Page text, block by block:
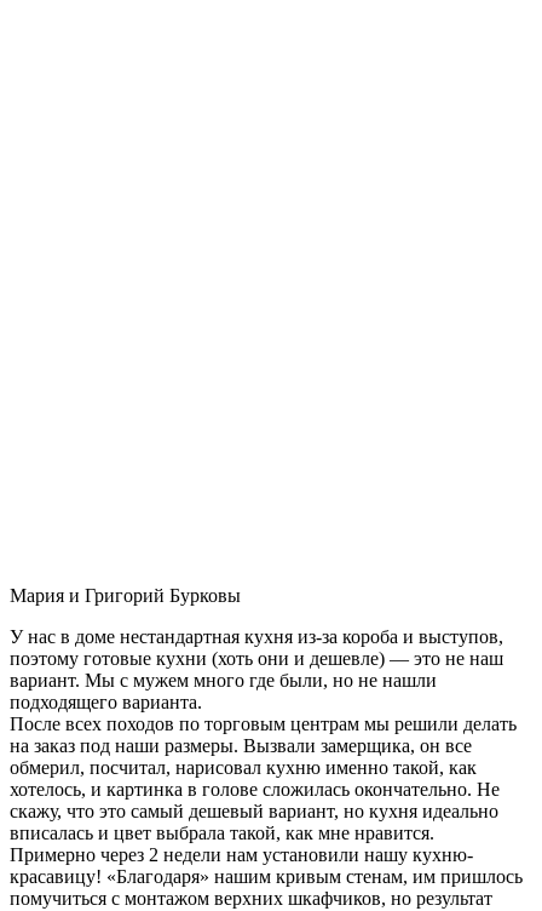
Мария и Григорий Бурковы
У нас в доме нестандартная кухня из-за короба и выступов,
поэтому готовые кухни (хоть они и дешевле) — это не наш
вариант. Мы с мужем много где были, но не нашли
подходящего варианта.
После всех походов по торговым центрам мы решили делать
на заказ под наши размеры. Вызвали замерщика, он все
обмерил, посчитал, нарисовал кухню именно такой, как
хотелось, и картинка в голове сложилась окончательно. Не
скажу, что это самый дешевый вариант, но кухня идеально
вписалась и цвет выбрала такой, как мне нравится.
Примерно через 2 недели нам установили нашу кухню-
красавицу! «Благодаря» нашим кривым стенам, им пришлось
помучиться с монтажом верхних шкафчиков, но результат